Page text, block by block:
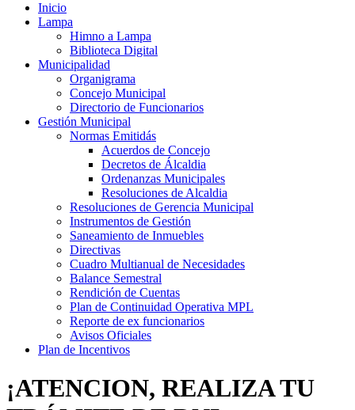
Inicio
Lampa
Himno a Lampa
Biblioteca Digital
Municipalidad
Organigrama
Concejo Municipal
Directorio de Funcionarios
Gestión Municipal
Normas Emitidás
Acuerdos de Concejo
Decretos de Álcaldia
Ordenanzas Municipales
Resoluciones de Alcaldia
Resoluciones de Gerencia Municipal
Instrumentos de Gestión
Saneamiento de Inmuebles
Directivas
Cuadro Multianual de Necesidades
Balance Semestral
Rendición de Cuentas
Plan de Continuidad Operativa MPL
Reporte de ex funcionarios
Avisos Oficiales
Plan de Incentivos
¡ATENCION, REALIZA TU